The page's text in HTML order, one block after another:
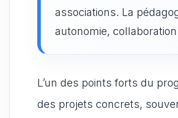
associations. La
autonomie,
L’un des points forts du
des projets concrets,